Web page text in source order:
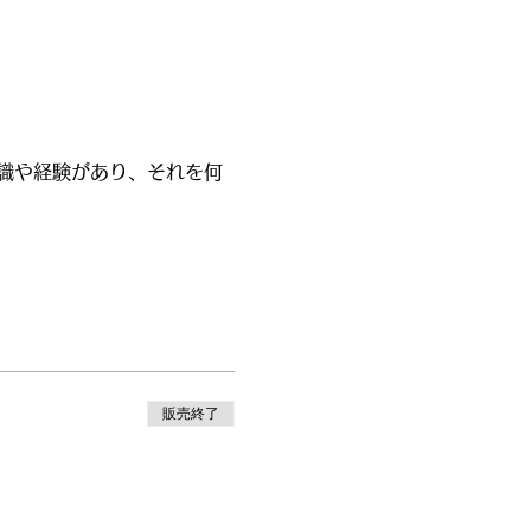
や経験があり、それを何
販売終了